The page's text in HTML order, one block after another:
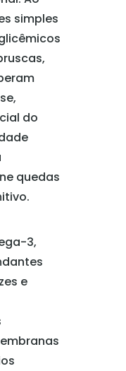
simples
do
quedas
3,
e